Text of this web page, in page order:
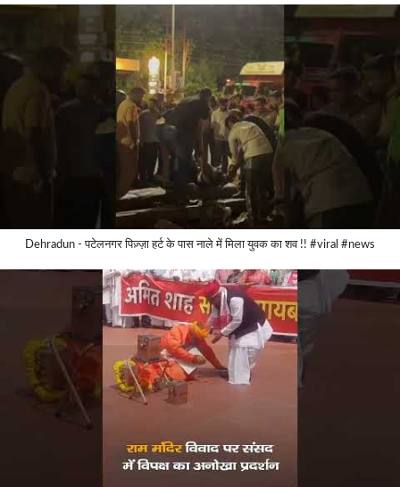
Dehradun - पटेलनगर पिज़्ज़ा हर्ट के पास नाले में मिला युवक का शव !! #viral #news